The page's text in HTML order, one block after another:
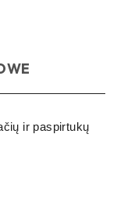
ir paspirtukų